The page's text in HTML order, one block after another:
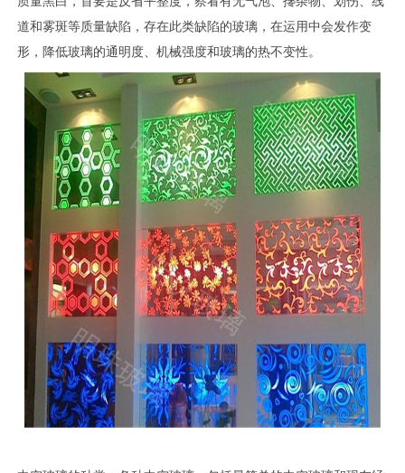
道和雾斑等质量缺陷，存在此类缺陷的玻璃，在运用中会发作变
形，降低玻璃的通明度、机械强度和玻璃的热不变性。